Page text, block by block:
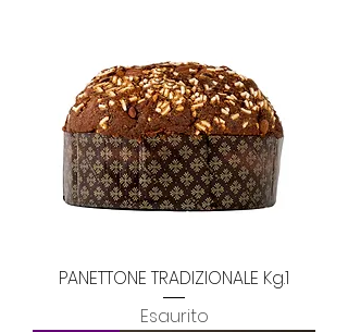
PANETTONE TRADIZIONALE Kg.1
Esaurito